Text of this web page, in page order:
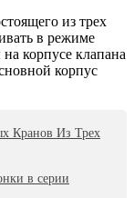
из трех
в режиме
корпусе клапана
корпус
Кранов Из Трех
в серии